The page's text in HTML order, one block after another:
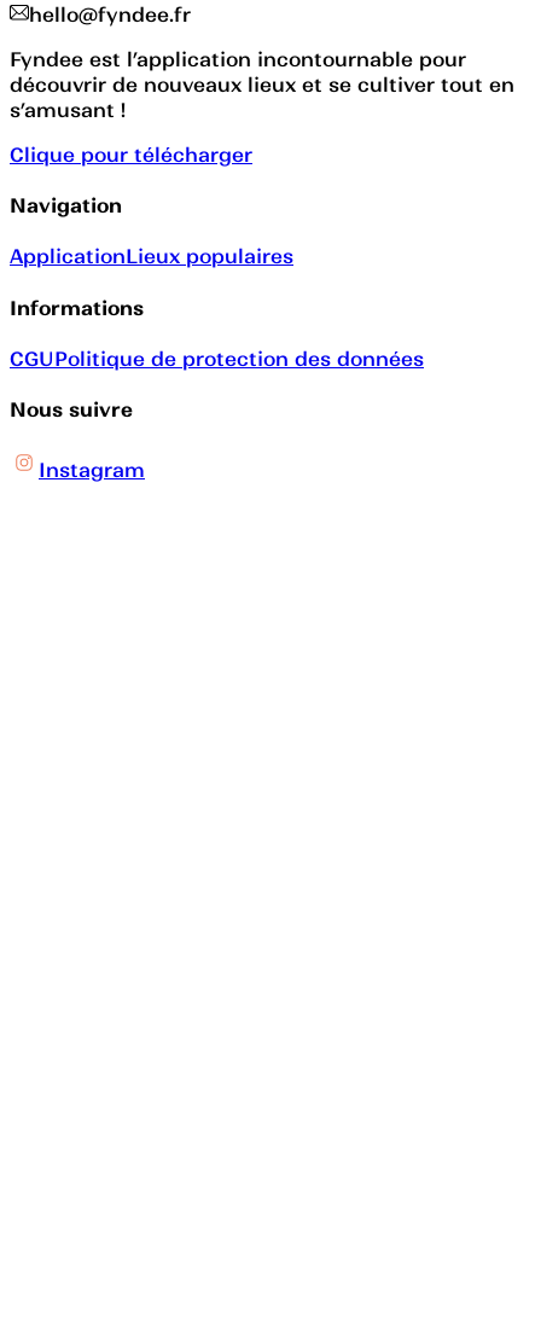
hello@fyndee.fr
Fyndee est l’application incontournable pour
découvrir de nouveaux lieux et se cultiver tout en
s’amusant !
Clique pour télécharger
Navigation
ApplicationLieux populaires
Informations
CGUPolitique de protection des données
Nous suivre
Instagram